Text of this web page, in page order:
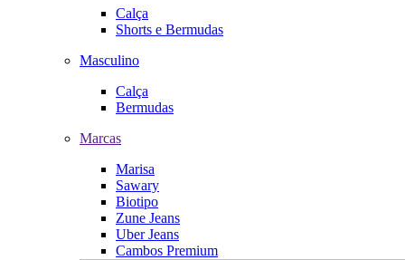
Calça
Shorts e Bermudas
Masculino
Calça
Bermudas
Marcas
Marisa
Sawary
Biotipo
Zune Jeans
Uber Jeans
Cambos Premium